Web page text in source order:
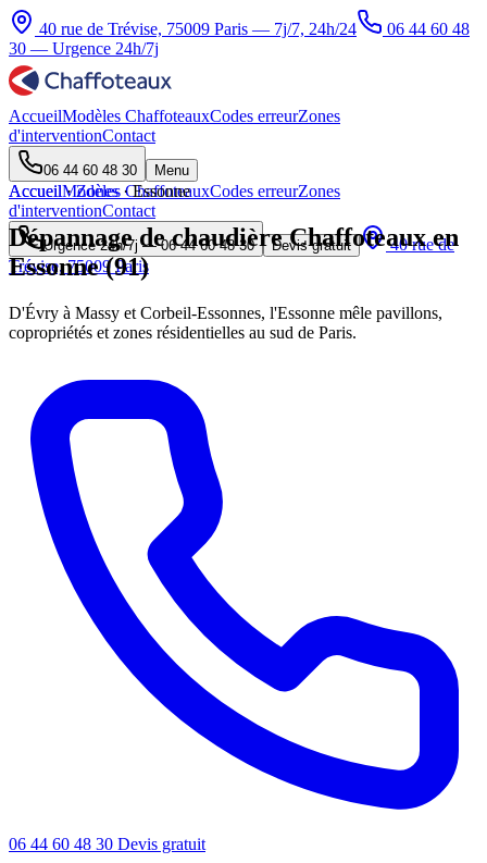
40 rue de Trévise, 75009 Paris — 7j/7, 24h/24
06 44 60 48
30 — Urgence 24h/7j
AccueilModèles ChaffoteauxCodes erreurZones
d'interventionContact
06 44 60 48 30 Menu
AccueilModèles ChaffoteauxCodes erreurZones
d'interventionContact
Urgence 24h/7j —06 44 60 48 30 Devis gratuit
40 rue de
Trévise, 75009 Paris
Accueil·Zones·Essonne
Dépannage de chaudière Chaffoteaux en
Essonne (91)
D'Évry à Massy et Corbeil-Essonnes, l'Essonne mêle pavillons,
copropriétés et zones résidentielles au sud de Paris.
06 44 60 48 30 Devis gratuit